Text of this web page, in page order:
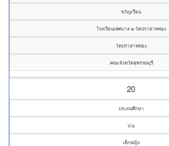
ขวัญเรือน
โรงเรียนเทศบาล ๒ วัดปราสาททอง
วัดปราสาททอง
คณะจังหวัดสุพรรณบุรี
20
ประถมศึกษา
ป.๖
เด็กหญิง